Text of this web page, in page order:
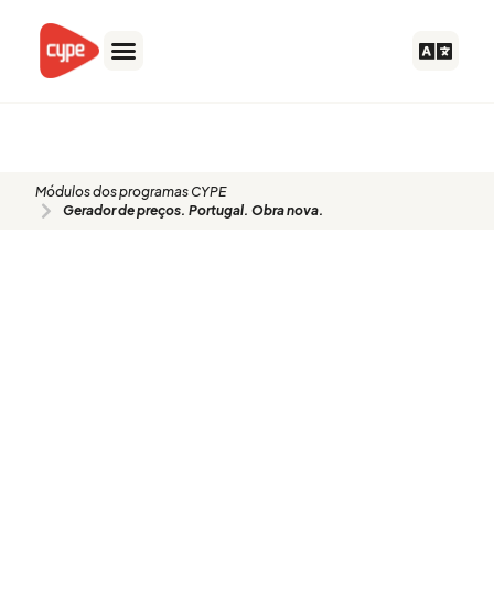
content
Módulos dos programas CYPE
Gerador de preços. Portugal. Obra nova.